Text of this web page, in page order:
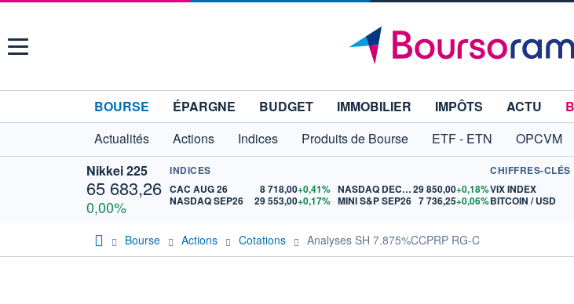
Menu
BOURSE ÉPARGNE BUDGET IMMOBILIER IMPÔTS ACTU
Actualités
Actions Indices Produits de Bourse ETF - ETN OPCVM
Nikkei 225
65 683,26
0,00%
INDICES
CAC AUG 26
8 718,00+0,41%
NASDAQ SEP26
29 553,00+0,17%
NASDAQ DEC2629 850,00+0,18%
MINI S&P SEP26 7 736,25+0,06%
CHIFFRES-CLÉS
VIX INDEX
BITCOIN / USD
Bourse Actions Cotations Analyses SH 7.875%CCPRP RG-C